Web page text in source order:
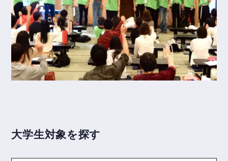
大学生対象を探す